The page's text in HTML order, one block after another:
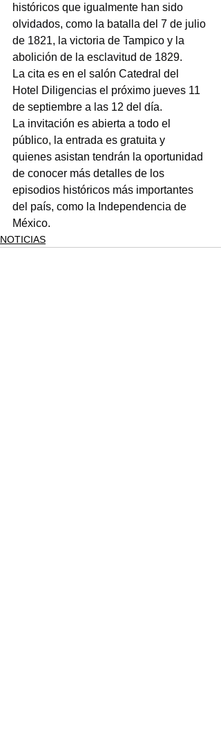
históricos que igualmente han sido
olvidados, como la batalla del 7 de julio
de 1821, la victoria de Tampico y la
abolición de la esclavitud de 1829.
La cita es en el salón Catedral del
Hotel Diligencias el próximo jueves 11
de septiembre a las 12 del día.
La invitación es abierta a todo el
público, la entrada es gratuita y
quienes asistan tendrán la oportunidad
de conocer más detalles de los
episodios históricos más importantes
del país, como la Independencia de
México.
NOTICIAS